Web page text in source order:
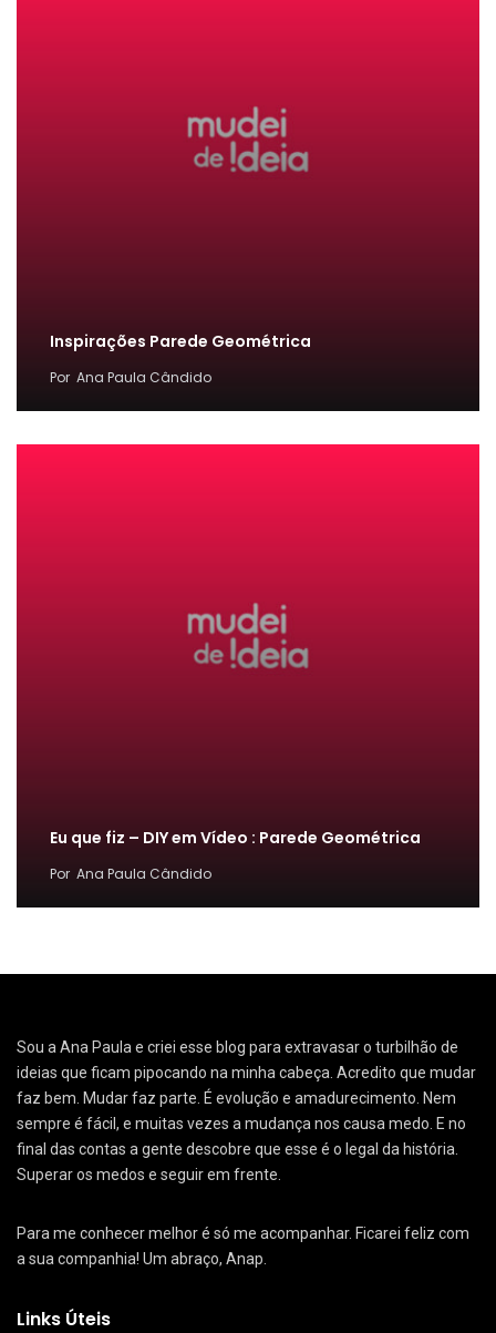
Inspirações Parede Geométrica
Por Ana Paula Cândido
Eu que fiz – DIY em Vídeo : Parede Geométrica
Por Ana Paula Cândido
Sou a Ana Paula e criei esse blog para extravasar o turbilhão de
ideias que ficam pipocando na minha cabeça. Acredito que mudar
faz bem. Mudar faz parte. É evolução e amadurecimento. Nem
sempre é fácil, e muitas vezes a mudança nos causa medo. E no
final das contas a gente descobre que esse é o legal da história.
Superar os medos e seguir em frente.
Para me conhecer melhor é só me acompanhar. Ficarei feliz com
a sua companhia! Um abraço, Anap.
Links Úteis